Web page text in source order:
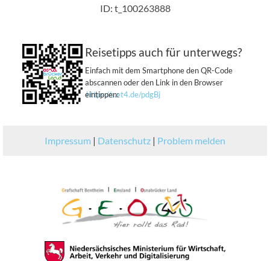
ID: t_100263888
https://s.et4.de/pdgBj
Reisetipps auch für unterwegs?
Einfach mit dem Smartphone den QR-Code
abscannen oder den Link in den Browser
eintippen:
Impressum | Datenschutz | Problem melden